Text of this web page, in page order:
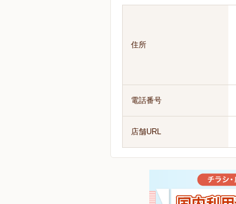
住所
電話番号
店舗URL